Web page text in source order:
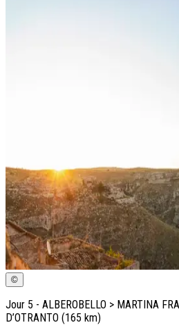
©
Jour 5 - ALBEROBELLO > MARTINA
D’OTRANTO (165 km)